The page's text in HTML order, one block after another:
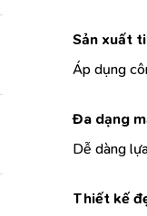
Sản xuất
Áp dụng
Đa dạng
Dễ dàng
Thiết kế